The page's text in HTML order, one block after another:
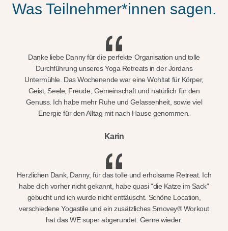
Was Teilnehmer*innen sagen.
Danke liebe Danny für die perfekte Organisation und tolle
Durchführung unseres Yoga Retreats in der Jordans
Untermühle. Das Wochenende war eine Wohltat für Körper,
Geist, Seele, Freude, Gemeinschaft und natürlich für den
Genuss. Ich habe mehr Ruhe und Gelassenheit, sowie viel
Energie für den Alltag mit nach Hause genommen.
Karin
Herzlichen Dank, Danny, für das tolle und erholsame Retreat. Ich
habe dich vorher nicht gekannt, habe quasi "die Katze im Sack"
gebucht und ich wurde nicht enttäuscht. Schöne Location,
verschiedene Yogastile und ein zusätzliches Smovey® Workout
hat das WE super abgerundet. Gerne wieder.